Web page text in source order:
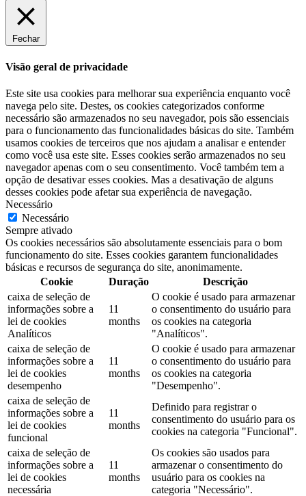
Fechar
Visão geral de privacidade
Este site usa cookies para melhorar sua experiência enquanto você
navega pelo site. Destes, os cookies categorizados conforme
necessário são armazenados no seu navegador, pois são essenciais
para o funcionamento das funcionalidades básicas do site. Também
usamos cookies de terceiros que nos ajudam a analisar e entender
como você usa este site. Esses cookies serão armazenados no seu
navegador apenas com o seu consentimento. Você também tem a
opção de desativar esses cookies. Mas a desativação de alguns
desses cookies pode afetar sua experiência de navegação.
Necessário
Necessário
Sempre ativado
Os cookies necessários são absolutamente essenciais para o bom
funcionamento do site. Esses cookies garantem funcionalidades
básicas e recursos de segurança do site, anonimamente.
Cookie
Duração
Descrição
caixa de seleção de
informações sobre a
lei de cookies
Analíticos
11
months
O cookie é usado para armazenar
o consentimento do usuário para
os cookies na categoria
"Analíticos".
caixa de seleção de
informações sobre a
lei de cookies
desempenho
11
months
O cookie é usado para armazenar
o consentimento do usuário para
os cookies na categoria
"Desempenho".
caixa de seleção de
informações sobre a
lei de cookies
funcional
11
months
Definido para registrar o
consentimento do usuário para os
cookies na categoria "Funcional".
caixa de seleção de
informações sobre a
lei de cookies
necessária
11
months
Os cookies são usados ​​para
armazenar o consentimento do
usuário para os cookies na
categoria "Necessário".